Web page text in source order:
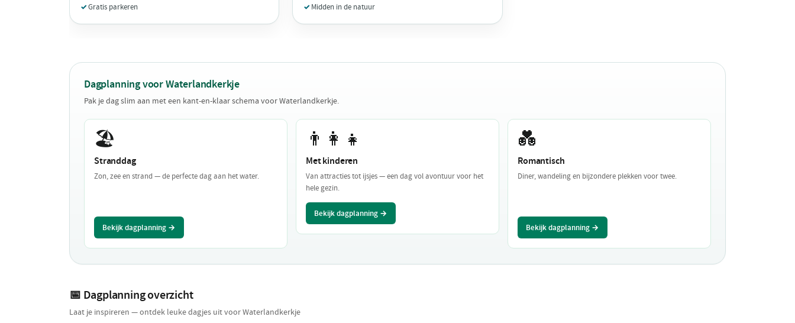
Gratis parkeren
Midden in de natuur
Dagplanning voor Waterlandkerkje
Pak je dag slim aan met een kant-en-klaar schema voor Waterlandkerkje.
🏖️
Stranddag
Zon, zee en strand — de perfecte dag aan het water.
Bekijk dagplanning →
👨‍👩‍👧
Met kinderen
Van attracties tot ijsjes — een dag vol avontuur voor het
hele gezin.
Bekijk dagplanning →
💑
Romantisch
Diner, wandeling en bijzondere plekken voor twee.
Bekijk dagplanning →
📅 Dagplanning overzicht
Laat je inspireren — ontdek leuke dagjes uit voor Waterlandkerkje